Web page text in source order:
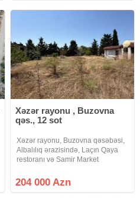
Xəzər rayonu , Buzovna
qəs., 12 sot
Xəzər rayonu, Buzovna qəsəbəsi,
Albalılıq ərazisində, Laçın Qaya
restoranı və Samir Market
torpaq sahəsi satılır. Torpaq sahəsi
çox əlverişli yerləşməyə malikdir
204 000 Azn